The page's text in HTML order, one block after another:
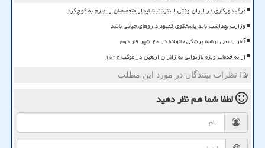
مرگ دورکاری در ایران وقتی اینترنت ناپایدار متخصصان را ملزم به کوچ کرد
وزارت بهداشت باید پاسخگوی کمبود داروهای حیاتی باشد
آغاز رسمی برنامه پزشکی خانواده در ۲۰ شهر فاز دوم
ارائه خدمات ویژه بازتوانی به زائران اربعین در موکب ۱۰۹۲
نظرات بینندگان در مورد این مطلب
لطفا شما همنظر دهید